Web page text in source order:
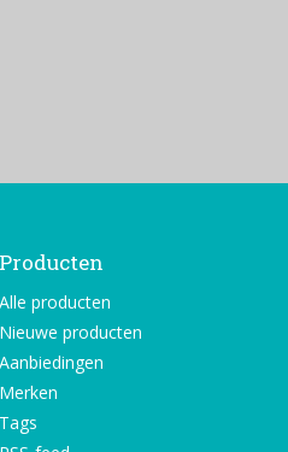
Producten
Alle producten
Nieuwe producten
Aanbiedingen
Merken
Tags